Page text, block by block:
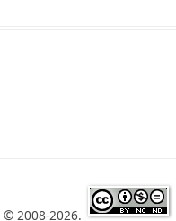
© 2008-2026.